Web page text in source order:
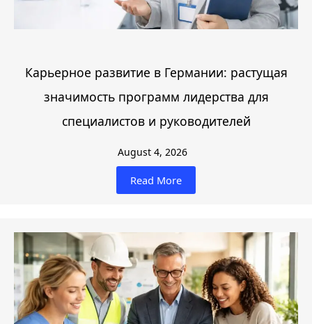
Карьерное развитие в Германии: растущая
значимость программ лидерства для
специалистов и руководителей
August 4, 2026
Read More